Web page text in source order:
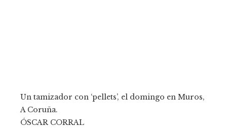
Un tamizador con ‘pellets’, el domingo en Muros,
A Coruña.
ÓSCAR CORRAL